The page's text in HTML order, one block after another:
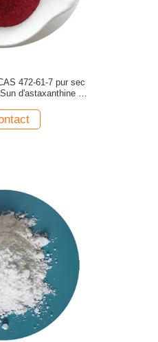
472-61-7 pur sec
d'astaxanthine de